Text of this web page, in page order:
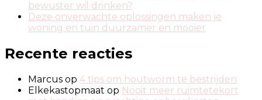
bewuster wil drinken?
Deze onverwachte oplossingen maken je
woning en tuin duurzamer en mooier
Recente reacties
Marcus op 4 tips om houtworm te bestrijden
Elkekastopmaat op Nooit meer ruimtetekort